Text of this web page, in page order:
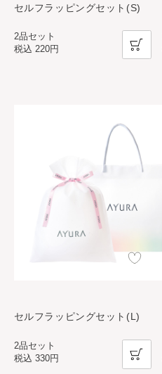
セルフラッピングセット(S)
2品セット
税込 220円
セルフラッピングセット(L)
2品セット
税込 330円